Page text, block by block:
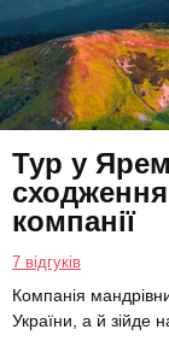
Тур у
компанії
7 відгуків
Компанія
України, а й зійде